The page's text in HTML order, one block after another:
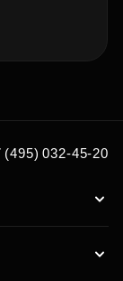
(495) 032-45-20